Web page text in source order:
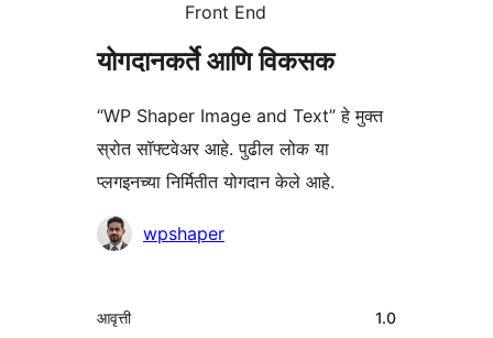
Front End
योगदानकर्ते आणि विकसक
“WP Shaper Image and Text” हे मुक्त
स्रोत सॉफ्टवेअर आहे. पुढील लोक या
प्लगइनच्या निर्मितीत योगदान केले आहे.
योगदानकर्तेwpshaper
मेटा
आवृत्ती 1.0